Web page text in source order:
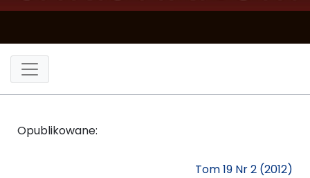
Opublikowane:
Tom 19 Nr 2 (2012)